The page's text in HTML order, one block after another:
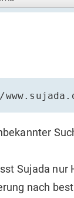
Sujada
nach